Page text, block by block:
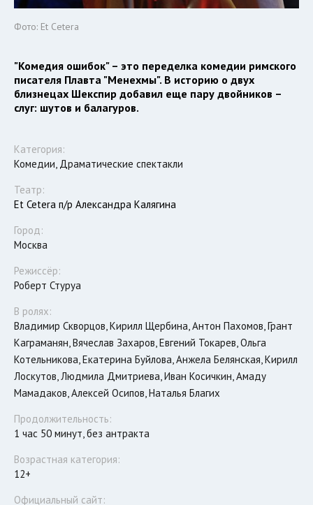
Фото: Et Cetera
"Комедия ошибок" – это переделка комедии римского
писателя Плавта "Менехмы". В историю о двух
близнецах Шекспир добавил еще пару двойников –
слуг: шутов и балагуров.
Категория:
Комедии, Драматические спектакли
Театр:
Et Cetera п/р Александра Калягина
Город:
Москва
Режиссёр:
Роберт Стуруа
В ролях:
Владимир Скворцов, Кирилл Щербина, Антон Пахомов, Грант
Каграманян, Вячеслав Захаров, Евгений Токарев, Ольга
Котельникова, Екатерина Буйлова, Анжела Белянская, Кирилл
Лоскутов, Людмила Дмитриева, Иван Косичкин, Амаду
Мамадаков, Алексей Осипов, Наталья Благих
Продолжительность:
1 час 50 минут, без антракта
Возрастная категория:
12+
Официальный сайт: